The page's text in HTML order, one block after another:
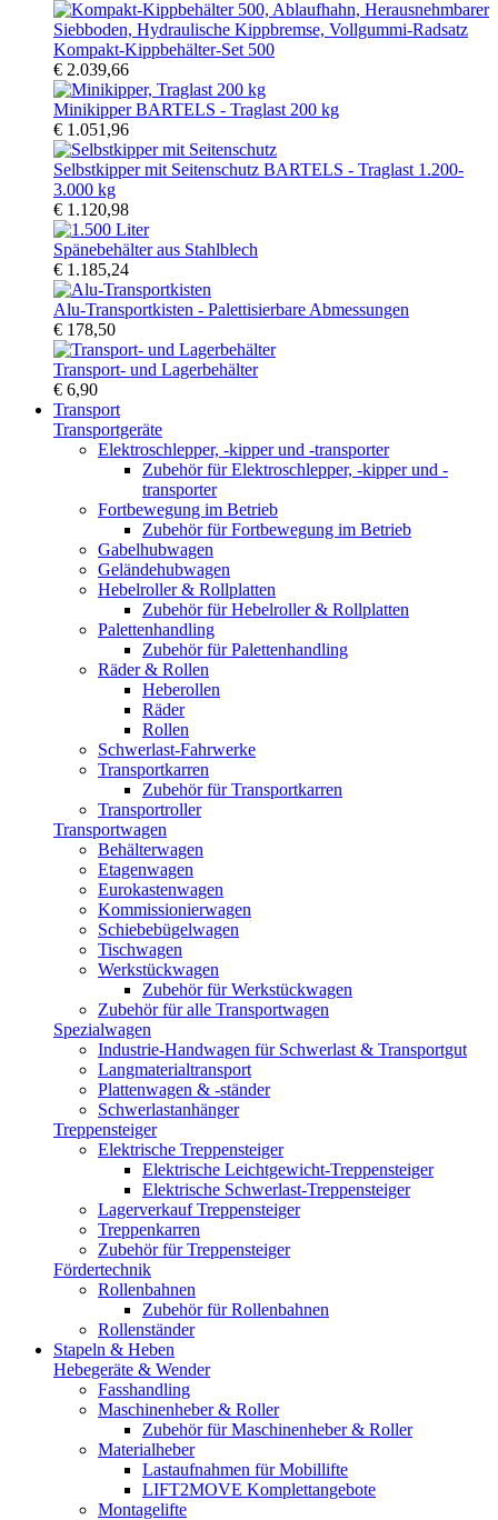
Kompakt-Kippbehälter-Set 500
€ 2.039,66
Minikipper BARTELS - Traglast 200 kg
€ 1.051,96
Selbstkipper mit Seitenschutz BARTELS - Traglast 1.200-
3.000 kg
€ 1.120,98
Spänebehälter aus Stahlblech
€ 1.185,24
Alu-Transportkisten - Palettisierbare Abmessungen
€ 178,50
Transport- und Lagerbehälter
€ 6,90
Transport
Transportgeräte
Elektroschlepper, -kipper und -transporter
Zubehör für Elektroschlepper, -kipper und -
transporter
Fortbewegung im Betrieb
Zubehör für Fortbewegung im Betrieb
Gabelhubwagen
Geländehubwagen
Hebelroller & Rollplatten
Zubehör für Hebelroller & Rollplatten
Palettenhandling
Zubehör für Palettenhandling
Räder & Rollen
Heberollen
Räder
Rollen
Schwerlast-Fahrwerke
Transportkarren
Zubehör für Transportkarren
Transportroller
Transportwagen
Behälterwagen
Etagenwagen
Eurokastenwagen
Kommissionierwagen
Schiebebügelwagen
Tischwagen
Werkstückwagen
Zubehör für Werkstückwagen
Zubehör für alle Transportwagen
Spezialwagen
Industrie-Handwagen für Schwerlast & Transportgut
Langmaterialtransport
Plattenwagen & -ständer
Schwerlastanhänger
Treppensteiger
Elektrische Treppensteiger
Elektrische Leichtgewicht-Treppensteiger
Elektrische Schwerlast-Treppensteiger
Lagerverkauf Treppensteiger
Treppenkarren
Zubehör für Treppensteiger
Fördertechnik
Rollenbahnen
Zubehör für Rollenbahnen
Rollenständer
Stapeln & Heben
Hebegeräte & Wender
Fasshandling
Maschinenheber & Roller
Zubehör für Maschinenheber & Roller
Materialheber
Lastaufnahmen für Mobillifte
LIFT2MOVE Komplettangebote
Montagelifte